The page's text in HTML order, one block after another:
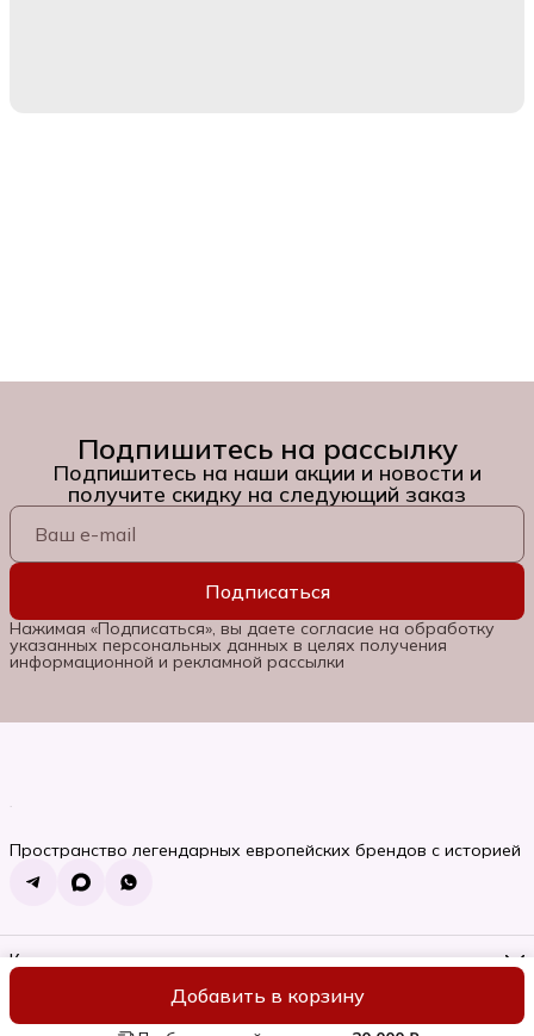
Добавить в корзину
Подпишитесь на рассылку
Подпишитесь на наши акции и новости и
получите скидку на следующий заказ
Подписаться
Нажимая «Подписаться», вы даете согласие на обработку
указанных персональных данных в целях получения
информационной и рекламной рассылки
Пространство легендарных европейских брендов с историей
Контакты
Режим работы
ИП Семяновская Ольга СергеевнаОплатаДоставкаПравила